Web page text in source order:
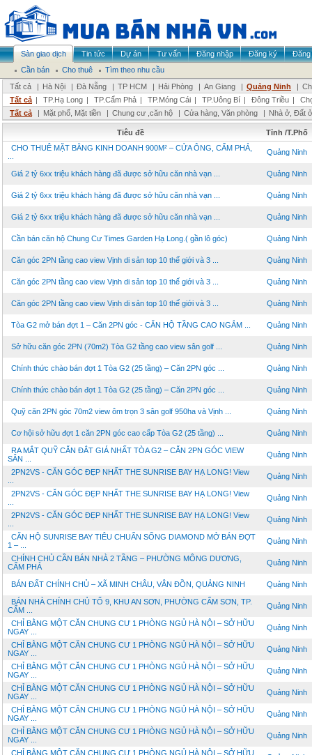
Sàn giao dịch Tin tức Dự án Tư vấn Đăng nhập Đăng ký
Đăng
Cần bán
Cho thuê
Tìm theo nhu cầu
Tất cả
| Hà Nội | Đà Nẵng | TP HCM | Hải Phòng | An Giang | Quảng Ninh |
Tất cả | TP.Hạ Long | TP.Cẩm Phả | TP.Móng Cái | TP.Uông Bí | Đông Triều |
Tất cả
| Mặt phố, Mặt tiền | Chung cư ,căn hộ | Cửa hàng, Văn phòng | Nhà ở, Đất ở
Tiêu đề
Tỉnh /T.Phố
CHO THUÊ MẶT BẰNG KINH DOANH 900M² – CỬA ÔNG, CẨM PHẢ,
Quảng Ninh
Giá 2 tỷ 6xx triệu khách hàng đã được sở hữu căn nhà vạn ... Quảng Ninh
Giá 2 tỷ 6xx triệu khách hàng đã được sở hữu căn nhà vạn ... Quảng Ninh
Giá 2 tỷ 6xx triệu khách hàng đã được sở hữu căn nhà vạn ... Quảng Ninh
Cần bán căn hộ Chung Cư Times Garden Hạ Long.( gần lô góc) Quảng Ninh
Căn góc 2PN tầng cao view Vịnh di sản top 10 thế giới và 3 ... Quảng Ninh
Căn góc 2PN tầng cao view Vịnh di sản top 10 thế giới và 3 ... Quảng Ninh
Căn góc 2PN tầng cao view Vịnh di sản top 10 thế giới và 3 ... Quảng Ninh
Tòa G2 mở bán đợt 1 – Căn 2PN góc - CĂN HỘ TẦNG CAO NGẮM ... Quảng Ninh
Sở hữu căn góc 2PN (70m2) Tòa G2 tầng cao view sân golf ... Quảng Ninh
Chính thức chào bán đợt 1 Tòa G2 (25 tầng) – Căn 2PN góc ... Quảng Ninh
Chính thức chào bán đợt 1 Tòa G2 (25 tầng) – Căn 2PN góc ... Quảng Ninh
Quỹ căn 2PN góc 70m2 view ôm trọn 3 sân golf 950ha và Vịnh ... Quảng Ninh
Cơ hội sở hữu đợt 1 căn 2PN góc cao cấp Tòa G2 (25 tầng) ... Quảng Ninh
RA MẮT QUỸ CĂN ĐẮT GIÁ NHẤT TÒA G2 – CĂN 2PN GÓC VIEW
SÂN ...
Quảng Ninh
2PN2VS - CĂN GÓC ĐẸP NHẤT THE SUNRISE BAY HẠ LONG! View
Quảng Ninh
2PN2VS - CĂN GÓC ĐẸP NHẤT THE SUNRISE BAY HẠ LONG! View
Quảng Ninh
2PN2VS - CĂN GÓC ĐẸP NHẤT THE SUNRISE BAY HẠ LONG! View
Quảng Ninh
CĂN HỘ SUNRISE BAY TIÊU CHUẨN SỐNG DIAMOND MỞ BÁN ĐỢT
1 – ...
Quảng Ninh
CHÍNH CHỦ CẦN BÁN NHÀ 2 TẦNG – PHƯỜNG MÔNG DƯƠNG,
CẨM PHẢ
Quảng Ninh
BÁN ĐẤT CHÍNH CHỦ – XÃ MINH CHÂU, VÂN ĐỒN, QUẢNG NINH Quảng Ninh
BÁN NHÀ CHÍNH CHỦ TỔ 9, KHU AN SƠN, PHƯỜNG CẨM SƠN, TP.
CẨM ...
Quảng Ninh
CHỈ BẰNG MỘT CĂN CHUNG CƯ 1 PHÒNG NGỦ HÀ NỘI – SỞ HỮU
NGAY ...
Quảng Ninh
CHỈ BẰNG MỘT CĂN CHUNG CƯ 1 PHÒNG NGỦ HÀ NỘI – SỞ HỮU
NGAY ...
Quảng Ninh
CHỈ BẰNG MỘT CĂN CHUNG CƯ 1 PHÒNG NGỦ HÀ NỘI – SỞ HỮU
NGAY ...
Quảng Ninh
CHỈ BẰNG MỘT CĂN CHUNG CƯ 1 PHÒNG NGỦ HÀ NỘI – SỞ HỮU
NGAY ...
Quảng Ninh
CHỈ BẰNG MỘT CĂN CHUNG CƯ 1 PHÒNG NGỦ HÀ NỘI – SỞ HỮU
NGAY ...
Quảng Ninh
CHỈ BẰNG MỘT CĂN CHUNG CƯ 1 PHÒNG NGỦ HÀ NỘI – SỞ HỮU
NGAY ...
Quảng Ninh
CHỈ BẰNG MỘT CĂN CHUNG CƯ 1 PHÒNG NGỦ HÀ NỘI – SỞ HỮU